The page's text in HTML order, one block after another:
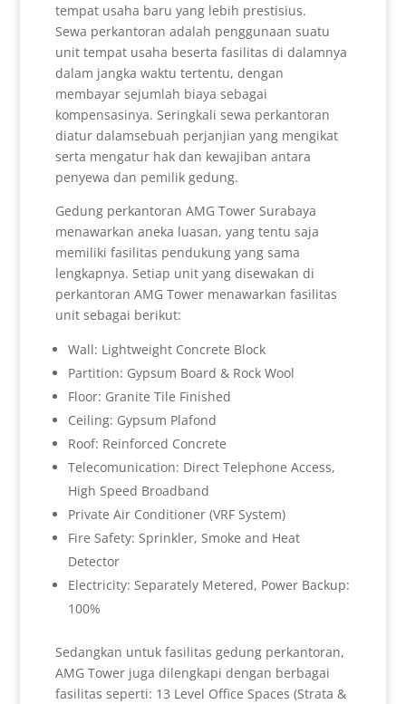
tempat usaha baru yang lebih prestisius.
Sewa perkantoran adalah penggunaan suatu
unit tempat usaha beserta fasilitas di dalamnya
dalam jangka waktu tertentu, dengan
membayar sejumlah biaya sebagai
kompensasinya. Seringkali sewa perkantoran
diatur dalamsebuah perjanjian yang mengikat
serta mengatur hak dan kewajiban antara
penyewa dan pemilik gedung.
Gedung perkantoran AMG Tower Surabaya
menawarkan aneka luasan, yang tentu saja
memiliki fasilitas pendukung yang sama
lengkapnya. Setiap unit yang disewakan di
perkantoran AMG Tower menawarkan fasilitas
unit sebagai berikut:
Wall: Lightweight Concrete Block
Partition: Gypsum Board & Rock Wool
Floor: Granite Tile Finished
Ceiling: Gypsum Plafond
Roof: Reinforced Concrete
Telecomunication: Direct Telephone Access,
High Speed Broadband
Private Air Conditioner (VRF System)
Fire Safety: Sprinkler, Smoke and Heat
Detector
Electricity: Separately Metered, Power Backup:
100%
Sedangkan untuk fasilitas gedung perkantoran,
AMG Tower juga dilengkapi dengan berbagai
fasilitas seperti: 13 Level Office Spaces (Strata &